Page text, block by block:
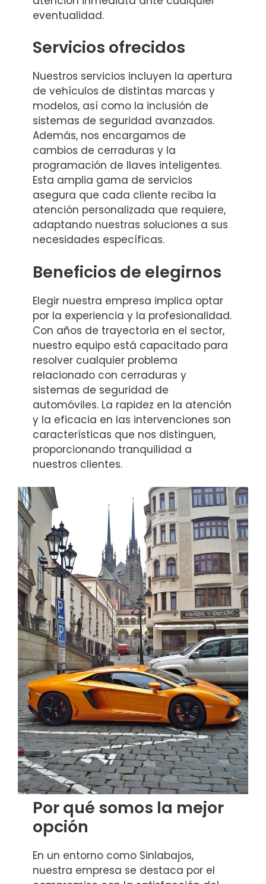
eventualidad.
Servicios ofrecidos
Nuestros servicios incluyen la apertura
de vehículos de distintas marcas y
modelos, así como la inclusión de
sistemas de seguridad avanzados.
Además, nos encargamos de
cambios de cerraduras y la
programación de llaves inteligentes.
Esta amplia gama de servicios
asegura que cada cliente reciba la
atención personalizada que requiere,
adaptando nuestras soluciones a sus
necesidades específicas.
Beneficios de elegirnos
Elegir nuestra empresa implica optar
por la experiencia y la profesionalidad.
Con años de trayectoria en el sector,
nuestro equipo está capacitado para
resolver cualquier problema
relacionado con cerraduras y
sistemas de seguridad de
automóviles. La rapidez en la atención
y la eficacia en las intervenciones son
características que nos distinguen,
proporcionando tranquilidad a
nuestros clientes.
Por qué somos la mejor
opción
En un entorno como Sinlabajos,
nuestra empresa se destaca por el